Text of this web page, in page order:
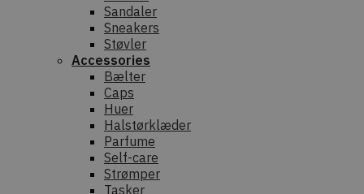
Sandaler
Sneakers
Støvler
Accessories
Bælter
Caps
Huer
Halstørklæder
Parfume
Self-care
Strømper
Tasker